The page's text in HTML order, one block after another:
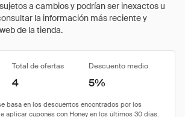
a cambios y podrían ser inexactos u
la información más reciente y
de la tienda.
Total de ofertas Descuento medio
4 5%